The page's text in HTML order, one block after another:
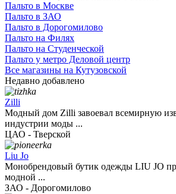
Пальто в Москве
Пальто в ЗАО
Пальто в Дорогомилово
Пальто на Филях
Пальто на Студенческой
Пальто у метро Деловой центр
Все магазины на Кутузовской
Недавно добавлено
Zilli
Модный дом Zilli завоевал всемирную
индустрии моды ...
ЦАО - Тверской
Liu Jo
Монобрендовый бутик одежды LIU JO
модной ...
ЗАО - Дорогомилово